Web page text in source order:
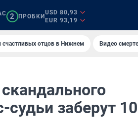
2 ПРОБКИ
USD 80,93
EUR 93,19
счастливых отцов в Нижнем Видео
судьи заберут